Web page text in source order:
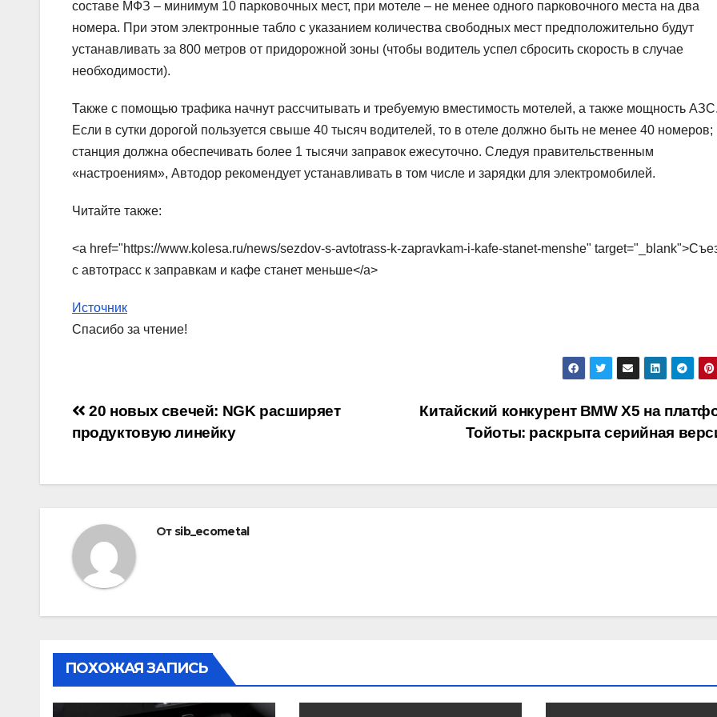
составе МФЗ – минимум 10 парковочных мест, при мотеле – не менее одного парковочного места на два
номера. При этом электронные табло с указанием количества свободных мест предположительно будут
устанавливать за 800 метров от придорожной зоны (чтобы водитель успел сбросить скорость в случае
необходимости).
Также с помощью трафика начнут рассчитывать и требуемую вместимость мотелей, а также мощность АЗС.
Если в сутки дорогой пользуется свыше 40 тысяч водителей, то в отеле должно быть не менее 40 номеров;
станция должна обеспечивать более 1 тысячи заправок ежесуточно. Следуя правительственным
«настроениям», Автодор рекомендует устанавливать в том числе и зарядки для электромобилей.
Читайте также:
<a href="https://www.kolesa.ru/news/sezdov-s-avtotrass-k-zapravkam-i-kafe-stanet-menshe"
с автотрасс к заправкам и кафе станет меньше</a>
Источник
Спасибо за чтение!
Навигация
по
записям
Китайский конкурент BMW X5 на
Тойоты: раскрыта серийная
20 новых свечей: NGK расширяет
продуктовую линейку
От sib_ecometal
ПОХОЖАЯ ЗАПИСЬ